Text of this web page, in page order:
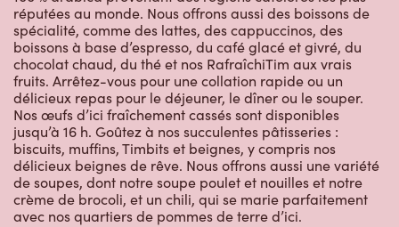
réputées au monde. Nous offrons aussi des boissons de
spécialité, comme des lattes, des cappuccinos, des
boissons à base d’espresso, du café glacé et givré, du
chocolat chaud, du thé et nos RafraîchiTim aux vrais
fruits. Arrêtez-vous pour une collation rapide ou un
délicieux repas pour le déjeuner, le dîner ou le souper.
Nos œufs d’ici fraîchement cassés sont disponibles
jusqu’à 16 h. Goûtez à nos succulentes pâtisseries :
biscuits, muffins, Timbits et beignes, y compris nos
délicieux beignes de rêve. Nous offrons aussi une variété
de soupes, dont notre soupe poulet et nouilles et notre
crème de brocoli, et un chili, qui se marie parfaitement
avec nos quartiers de pommes de terre d’ici.